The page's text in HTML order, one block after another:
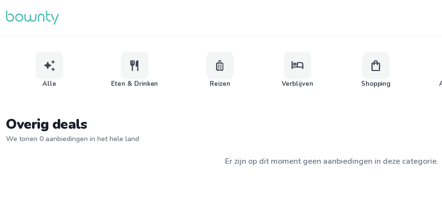
auto_awesome
Alle
restaurant
Eten & Drinken
luggage
Reizen
hotel
Verblijven
shopping_bag
Shopping
Overig deals
We tonen 0 aanbiedingen in het hele land
Er zijn op dit moment geen aanbiedingen in deze categorie.